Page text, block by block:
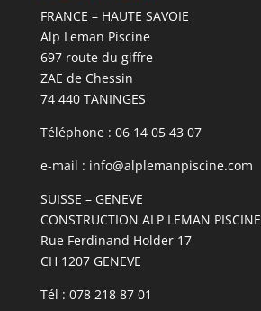
FRANCE – HAUTE SAVOIE
Alp Leman Piscine
697 route du giffre
ZAE de Chessin
74 440 TANINGES
Téléphone : 06 14 05 43 07
e-mail : info@alplemanpiscine.com
SUISSE – GENEVE
CONSTRUCTION ALP LEMAN PISCINE
Rue Ferdinand Holder 17
CH 1207 GENEVE
Tél : 078 218 87 01